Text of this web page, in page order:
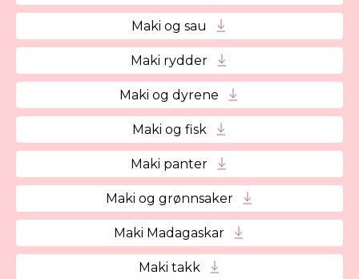
Maki og sau
Maki rydder
Maki og dyrene
Maki og fisk
Maki panter
Maki og grønnsaker
Maki Madagaskar
Maki takk